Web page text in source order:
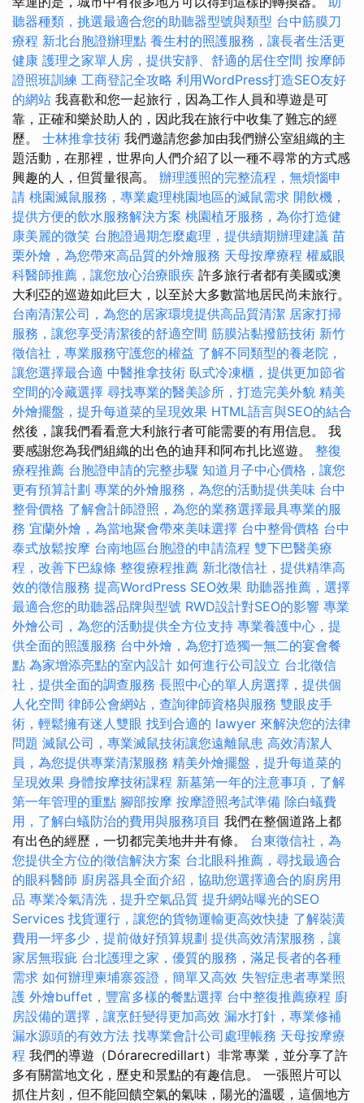
聽器種類，挑選最適合您的助聽器型號與類型 台中筋膜刀
療程 新北台胞證辦理點 養生村的照護服務，讓長者生活更
健康 護理之家單人房，提供安靜、舒適的居住空間 按摩師
證照班訓練 工商登記全攻略 利用WordPress打造SEO友好
的網站 我喜歡和您一起旅行，因為工作人員和導遊是可
靠，正確和樂於助人的，因此我在旅行中收集了難忘的經
歷。 士林推拿技術 我們邀請您參加由我們辦公室組織的主
題活動，在那裡，世界向人們介紹了以一種不尋常的方式感
興趣的人，但質量很高。 辦理護照的完整流程，無煩惱申
請 桃園滅鼠服務，專業處理桃園地區的滅鼠需求 開飲機，
提供方便的飲水服務解決方案 桃園植牙服務，為你打造健
康美麗的微笑 台胞證過期怎麼處理，提供續期辦理建議 苗
栗外燴，為您帶來高品質的外燴服務 天母按摩療程 權威眼
科醫師推薦，讓您放心治療眼疾 許多旅行者都有美國或澳
大利亞的巡遊如此巨大，以至於大多數當地居民尚未旅行。
台南清潔公司，為您的居家環境提供高品質清潔 居家打掃
服務，讓您享受清潔後的舒適空間 筋膜沾黏撥筋技術 新竹
徵信社，專業服務守護您的權益 了解不同類型的養老院，
讓您選擇最合適 中醫推拿技術 臥式冷凍櫃，提供更加節省
空間的冷藏選擇 尋找專業的醫美診所，打造完美外貌 精美
外燴擺盤，提升每道菜的呈現效果 HTML語言與SEO的結合
然後，讓我們看看意大利旅行者可能需要的有用信息。 我
要感謝您為我們組織的出色的迪拜和阿布扎比巡遊。 整復
療程推薦 台胞證申請的完整步驟 知道月子中心價格，讓您
更有預算計劃 專業的外燴服務，為您的活動提供美味 台中
整骨價格 了解會計師證照，為您的業務選擇最具專業的服
務 宜蘭外燴，為當地聚會帶來美味選擇 台中整骨價格 台中
泰式放鬆按摩 台南地區台胞證的申請流程 雙下巴醫美療
程，改善下巴線條 整復療程推薦 新北徵信社，提供精準高
效的徵信服務 提高WordPress SEO效果 助聽器推薦，選擇
最適合您的助聽器品牌與型號 RWD設計對SEO的影響 專業
外燴公司，為您的活動提供全方位支持 專業養護中心，提
供全面的照護服務 台中外燴，為您打造獨一無二的宴會餐
點 為家增添亮點的室內設計 如何進行公司設立 台北徵信
社，提供全面的調查服務 長照中心的單人房選擇，提供個
人化空間 律師公會網站，查詢律師資格與服務 雙眼皮手
術，輕鬆擁有迷人雙眼 找到合適的 lawyer 來解決您的法律
問題 滅鼠公司，專業滅鼠技術讓您遠離鼠患 高效清潔人
員，為您提供專業清潔服務 精美外燴擺盤，提升每道菜的
呈現效果 身體按摩技術課程 新墓第一年的注意事項，了解
第一年管理的重點 腳部按摩 按摩證照考試準備 除白蟻費
用，了解白蟻防治的費用與服務項目 我們在整個道路上都
有出色的經歷，一切都完美地井井有條。 台東徵信社，為
您提供全方位的徵信解決方案 台北眼科推薦，尋找最適合
的眼科醫師 廚房器具全面介紹，協助您選擇適合的廚房用
品 專業冷氣清洗，提升空氣品質 提升網站曝光的SEO
Services 找貨運行，讓您的貨物運輸更高效快捷 了解裝潢
費用一坪多少，提前做好預算規劃 提供高效清潔服務，讓
家居無瑕疵 台北護理之家，優質的服務，滿足長者的各種
需求 如何辦理柬埔寨簽證，簡單又高效 失智症患者專業照
護 外燴buffet，豐富多樣的餐點選擇 台中整復推薦療程 廚
房設備的選擇，讓烹飪變得更加高效 漏水打針，專業修補
漏水源頭的有效方法 找專業會計公司處理帳務 天母按摩療
程 我們的導遊（Dórarecredillart）非常專業，並分享了許
多有關當地文化，歷史和景點的有趣信息。 一張照片可以
抓住片刻，但不能回饋空氣的氣味，陽光的溫暖，這個地方